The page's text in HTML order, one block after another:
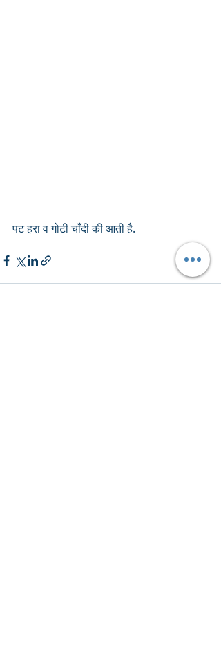
पट हरा व गोटी चाँदी की आती है.